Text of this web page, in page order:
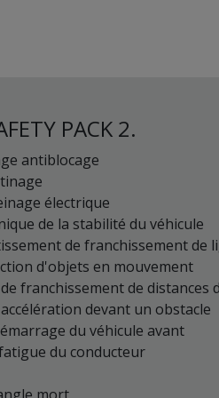
PACK 2.
antiblocage
électrique
de la stabilité du véhicule
de franchissement de
d'objets en mouvement
franchissement de distances
devant un obstacle
du véhicule avant
du conducteur